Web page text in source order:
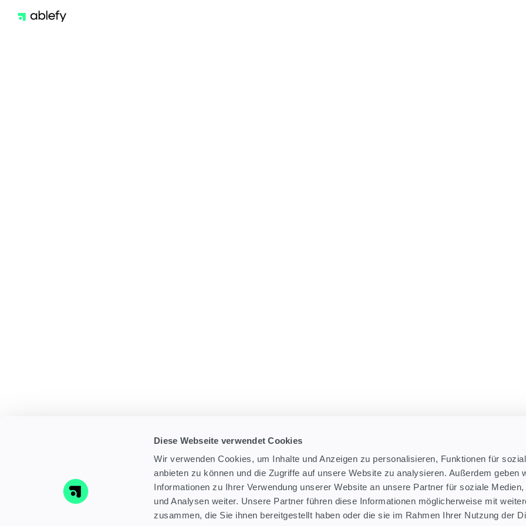
Diese Webseite verwendet Cookies
Wir verwenden Cookies, um Inhalte und Anzeigen zu personalisieren, Funktionen für
anbieten zu können und die Zugriffe auf unsere Website zu analysieren. Außerdem geben
Informationen zu Ihrer Verwendung unserer Website an unsere Partner für soziale Medien,
und Analysen weiter. Unsere Partner führen diese Informationen möglicherweise mit
zusammen, die Sie ihnen bereitgestellt haben oder die sie im Rahmen Ihrer Nutzung der